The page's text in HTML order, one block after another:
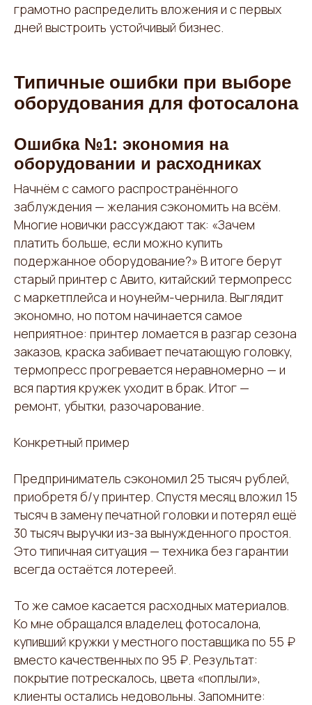
грамотно распределить вложения и с первых
дней выстроить устойчивый бизнес.
Типичные ошибки при выборе
оборудования для фотосалона
Ошибка №1: экономия на
оборудовании и расходниках
Начнём с самого распространённого
заблуждения — желания сэкономить на всём.
Многие новички рассуждают так: «Зачем
платить больше, если можно купить
подержанное оборудование?» В итоге берут
старый принтер с Авито, китайский термопресс
с маркетплейса и ноунейм-чернила. Выглядит
экономно, но потом начинается самое
неприятное: принтер ломается в разгар сезона
заказов, краска забивает печатающую головку,
термопресс прогревается неравномерно — и
вся партия кружек уходит в брак. Итог —
ремонт, убытки, разочарование.
Конкретный пример
Предприниматель сэкономил 25 тысяч рублей,
приобретя б/у принтер. Спустя месяц вложил 15
тысяч в замену печатной головки и потерял ещё
30 тысяч выручки из-за вынужденного простоя.
Это типичная ситуация — техника без гарантии
всегда остаётся лотереей.
То же самое касается расходных материалов.
Ко мне обращался владелец фотосалона,
купивший кружки у местного поставщика по 55 ₽
вместо качественных по 95 ₽. Результат:
покрытие потрескалось, цвета «поплыли»,
клиенты остались недовольны. Запомните: